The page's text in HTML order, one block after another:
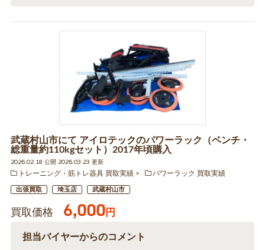
武蔵村山市にて アイロテックのパワーラック（ベンチ・
総重量約110kgセット）2017年頃購入
2026.02.18 公開 2026.03.23 更新
トレーニング・筋トレ器具 買取実績
パワーラック 買取実績
出張買取 埼玉店 武蔵村山市
買取価格 6,000円
担当バイヤーからのコメント